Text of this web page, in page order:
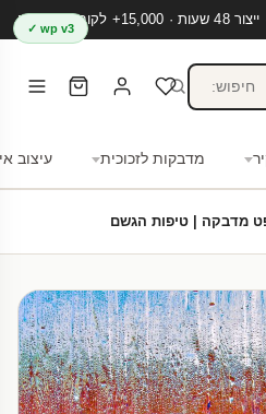
מדבקות לזכוכית עיצוב
wp v3 ✓
מדבקה | טיפות הגשם